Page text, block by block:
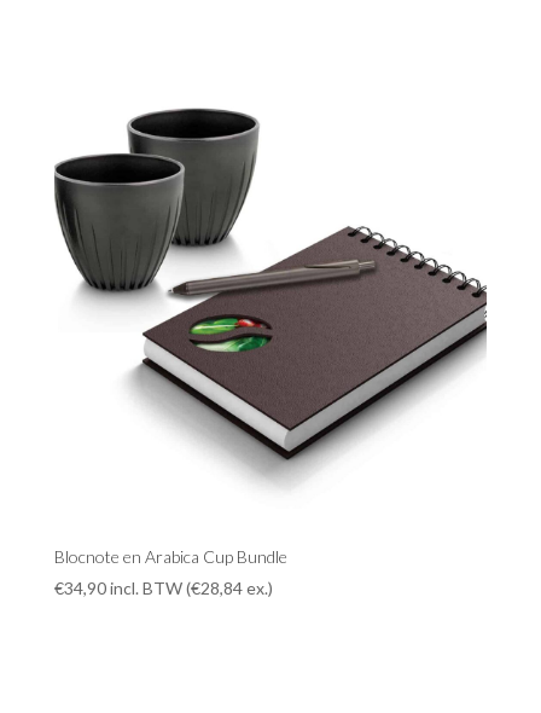
Blocnote en Arabica Cup Bundle
€34,90incl. BTW (€28,84ex.)